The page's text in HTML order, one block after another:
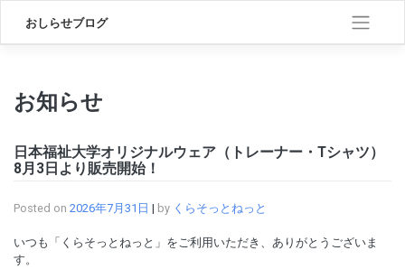
content
おしらせブログ
お知らせ
日本福祉大学オリジナルウェア（トレーナー・Tシャツ）
8月3日より販売開始！
Posted on 2026年7月31日 | by くらそっとねっと
いつも「くらそっとねっと」をご利用いただき、ありがとうございま
す。